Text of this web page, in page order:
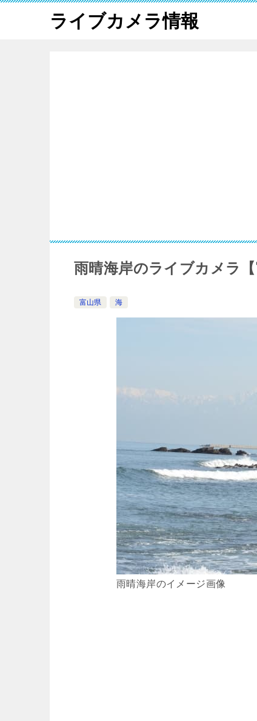
ライブカメラ情報
雨晴海岸のライブカメラ【
富山県 海
雨晴海岸のイメージ画像